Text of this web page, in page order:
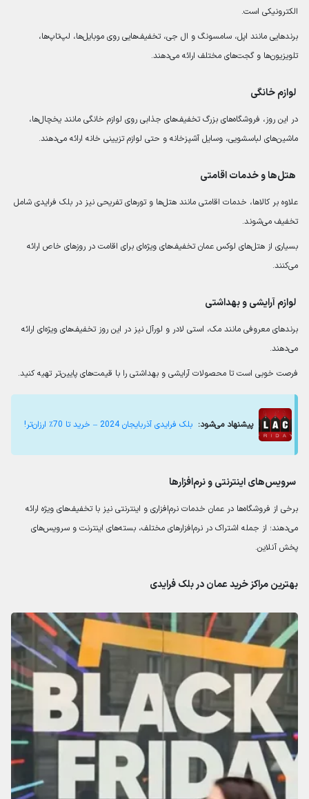
الکترونیکی است.
برندهایی مانند اپل، سامسونگ و ال جی، تخفیف‌هایی روی موبایل‌ها، لپ‌تاپ‌ها،
تلویزیون‌ها و گجت‌های مختلف ارائه می‌دهند.
لوازم خانگی
در این روز، فروشگاه‌های بزرگ تخفیف‌های جذابی روی لوازم خانگی مانند یخچال‌ها،
ماشین‌های لباسشویی، وسایل آشپزخانه و حتی لوازم تزیینی خانه ارائه می‌دهند.
هتل‌ها و خدمات اقامتی
علاوه بر کالاها، خدمات اقامتی مانند هتل‌ها و تورهای تفریحی نیز در بلک فرایدی شامل
تخفیف می‌شوند.
بسیاری از هتل‌های لوکس عمان تخفیف‌های ویژه‌ای برای اقامت در روزهای خاص ارائه
می‌کنند.
لوازم آرایشی و بهداشتی
برندهای معروفی مانند مک، استی لادر و لورآل نیز در این روز تخفیف‌های ویژه‌ای ارائه
می‌دهند.
فرصت خوبی است تا محصولات آرایشی و بهداشتی را با قیمت‌های پایین‌تر تهیه کنید.
پیشنهاد می‌شود: بلک فرایدی آذربایجان 2024 – خرید تا 70٪ ارزان‌تر!
سرویس‌های اینترنتی و نرم‌افزارها
برخی از فروشگاه‌ها در عمان خدمات نرم‌افزاری و اینترنتی نیز با تخفیف‌های ویژه ارائه
می‌دهند؛ از جمله اشتراک در نرم‌افزارهای مختلف، بسته‌های اینترنت و سرویس‌های
پخش آنلاین.
بهترین مراکز خرید عمان در بلک فرایدی